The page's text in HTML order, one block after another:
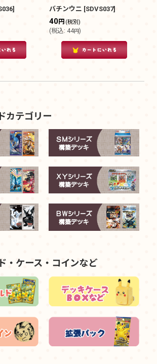
] バチンウニ [SDVS037]
40円 (税別)
(税込: 44円)
カテゴリー
・ケース・コインなど